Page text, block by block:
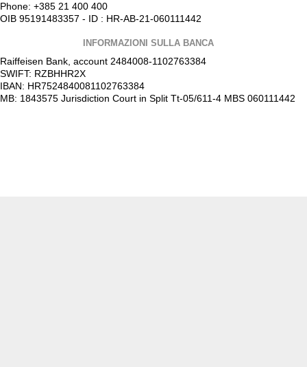
Phone: +385 21 400 400
OIB 95191483357 - ID : HR-AB-21-060111442
INFORMAZIONI SULLA BANCA
Raiffeisen Bank, account 2484008-1102763384
SWIFT: RZBHHR2X
IBAN: HR7524840081102763384
MB: 1843575 Jurisdiction Court in Split Tt-05/611-4 MBS 060111442